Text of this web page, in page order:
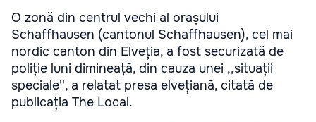
O zonă din centrul vechi al orașului
Schaffhausen (cantonul Schaffhausen), cel mai
nordic canton din Elveția, a fost securizată de
poliție luni dimineață, din cauza unei ,,situații
speciale'', a relatat presa elvețiană, citată de
publicația The Local.